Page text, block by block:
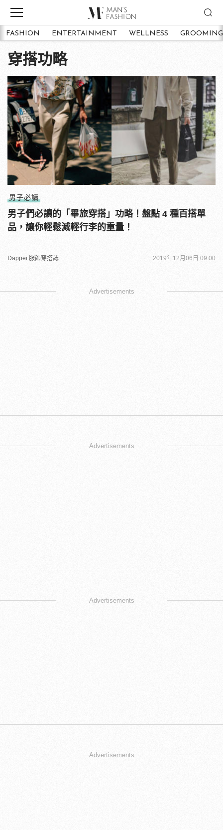
FASHION ENTERTAINMENT WELLNESS GROOMING
穿搭功略
男子必讀
男子們必讀的「畢旅穿搭」功略！盤點 4 種百搭單
品，讓你輕鬆減輕行李的重量！
Dappei 服飾穿搭誌 2019年12月06日 09:00
Advertisements
Advertisements
Advertisements
Advertisements